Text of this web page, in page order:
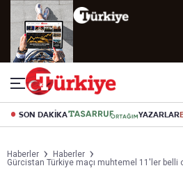
SON DAKİKA YAZARLAR
Haberler
Haberler
Gürcistan Türkiye maçı muhtemel 11'ler belli